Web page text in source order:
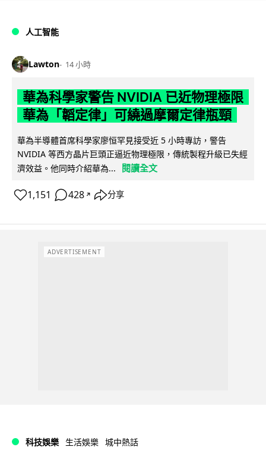
人工智能
Lawton 14 小時
華為科學家警告 NVIDIA 已近物理極限
華為「韜定律」可繞過摩爾定律瓶頸
華為半導體首席科學家廖恒罕見接受近 5 小時專訪，警告
NVIDIA 等西方晶片巨頭正逼近物理極限，傳統製程升級已失經
濟效益。他同時介紹華為...
閱讀全文
1,151 428 ↗ 分享
ADVERTISEMENT
科技娛樂 生活娛樂 城中熱話